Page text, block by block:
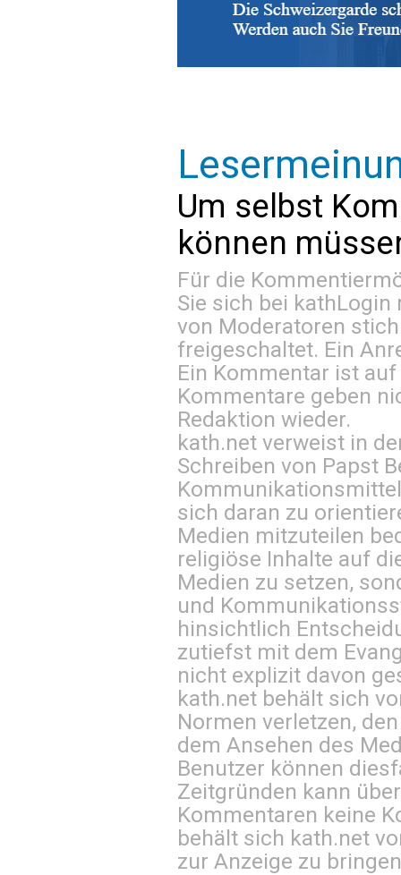
Um selbst
können
Für die
Sie sich bei kathLogin
von Moderatoren
freigeschaltet. Ein
Ein Kommentar ist
Kommentare geben
Redaktion wieder.
kath.net verweist in
Schreiben von Papst
sich daran zu
Medien mitzuteilen
religiöse Inhalte auf
Medien zu setzen,
und
hinsichtlich
zutiefst mit dem
nicht explizit davon
kath.net behält sich
Normen verletzen,
dem Ansehen des
Benutzer können
Zeitgründen kann
Kommentaren keine
behält sich kath.net
zur Anzeige zu